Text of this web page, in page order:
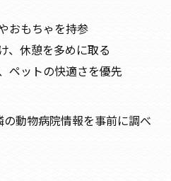
おもちゃを持参
、休憩を多めに取る
ペットの快適さを優先
動物病院情報を事前に調べ